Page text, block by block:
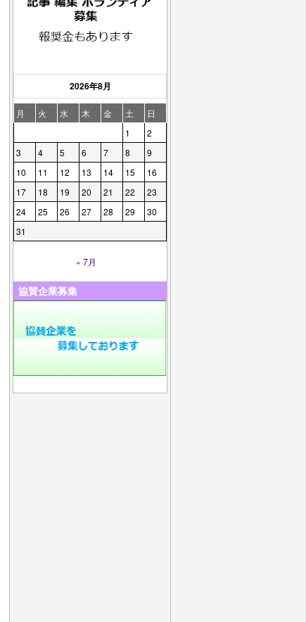
2026年8月
月 火 水 木 金 土
日
1
2
3
4 5 6 7 8
9
10
11 12 13 14 15
16
17
18 19 20 21 22
23
24
25 26 27 28 29
30
31
« 7月
協賛企業募集